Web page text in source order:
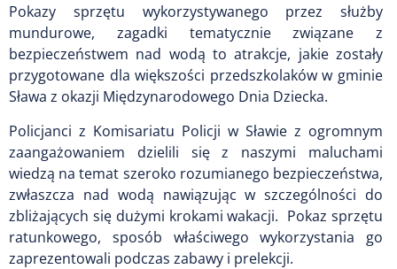
Pokazy sprzętu wykorzystywanego przez służby
mundurowe, zagadki tematycznie związane z
bezpieczeństwem nad wodą to atrakcje, jakie zostały
przygotowane dla większości przedszkolaków w gminie
Sława z okazji Międzynarodowego Dnia Dziecka.
Policjanci z Komisariatu Policji w Sławie z ogromnym
zaangażowaniem dzielili się z naszymi maluchami
wiedzą na temat szeroko rozumianego bezpieczeństwa,
zwłaszcza nad wodą nawiązując w szczególności do
zbliżających się dużymi krokami wakacji. Pokaz sprzętu
ratunkowego, sposób właściwego wykorzystania go
zaprezentowali podczas zabawy i prelekcji.